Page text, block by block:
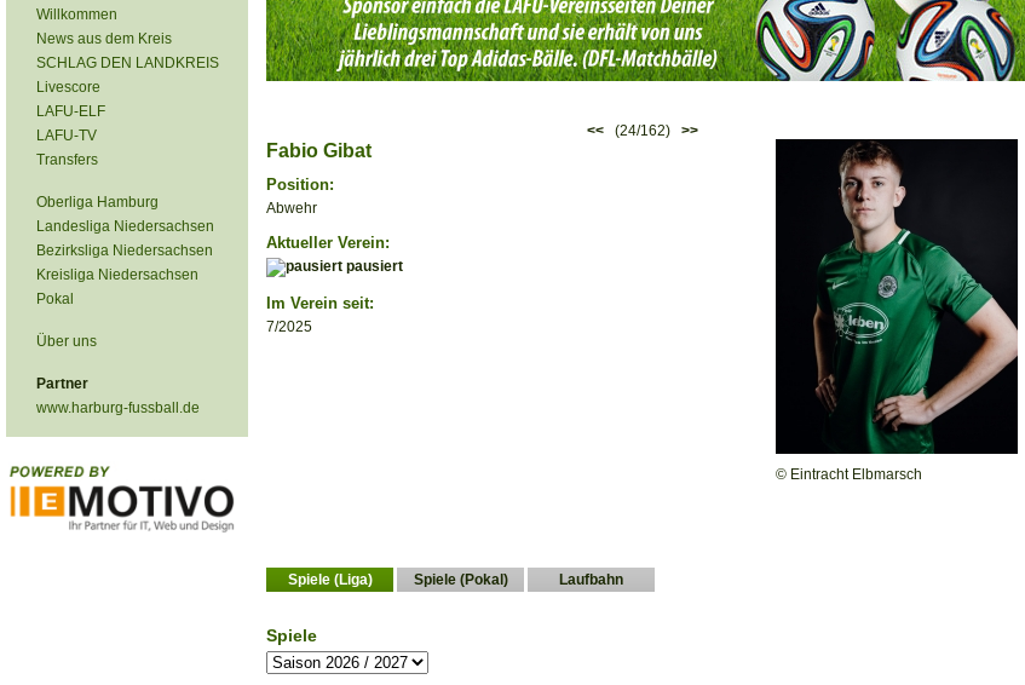
Willkommen
News aus dem Kreis
SCHLAG DEN LANDKREIS
Livescore
LAFU-ELF
LAFU-TV
Transfers
Oberliga Hamburg
Landesliga Niedersachsen
Bezirksliga Niedersachsen
Kreisliga Niedersachsen
Pokal
Über uns
Partner
www.harburg-fussball.de
<<(24/162) >>
© Eintracht Elbmarsch
Fabio Gibat
Position:
Abwehr
Aktueller Verein:
pausiert
Im Verein seit:
7/2025
Spiele (Liga) Spiele (Pokal) Laufbahn
Spiele